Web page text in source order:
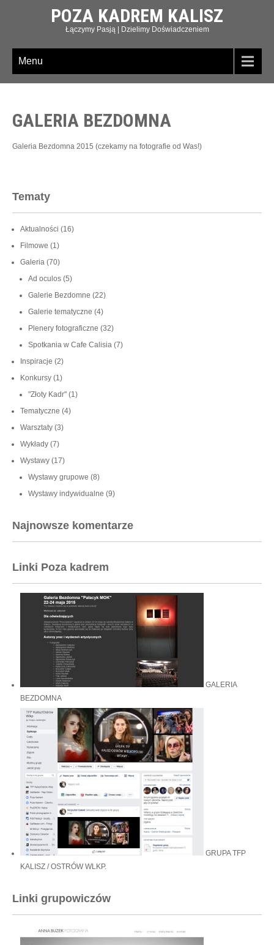
POZA KADREM KALISZ
Łączymy Pasją | Dzielimy Doświadczeniem
Menu
GALERIA BEZDOMNA
Galeria Bezdomna 2015 (czekamy na fotografie od Was!)
Tematy
Aktualności (16)
Filmowe (1)
Galeria (70)
Ad oculos (5)
Galerie Bezdomne (22)
Galerie tematyczne (4)
Plenery fotograficzne (32)
Spotkania w Cafe Calisia (7)
Inspiracje (2)
Konkursy (1)
"Złoty Kadr" (1)
Tematyczne (4)
Warsztaty (3)
Wykłady (7)
Wystawy (17)
Wystawy grupowe (8)
Wystawy indywidualne (9)
Najnowsze komentarze
Linki Poza kadrem
GALERIA
BEZDOMNA
GRUPA TFP
KALISZ / OSTRÓW WLKP.
Linki grupowiczów